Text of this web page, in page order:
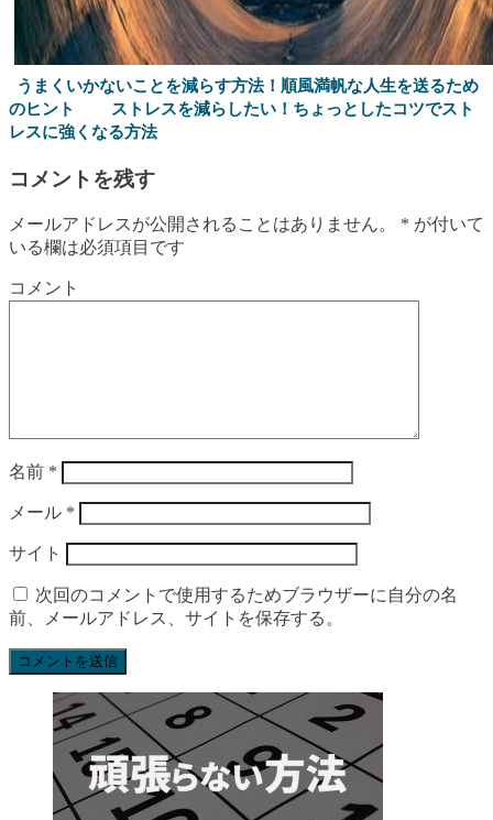
うまくいかないことを減らす方法！順風満帆な人生を送るため
のヒント
ストレスを減らしたい！ちょっとしたコツでスト
レスに強くなる方法
コメントを残す
メールアドレスが公開されることはありません。 * が付いて
いる欄は必須項目です
コメント
名前 *
メール *
サイト
次回のコメントで使用するためブラウザーに自分の名
前、メールアドレス、サイトを保存する。